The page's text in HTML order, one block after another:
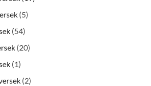
(5)
(54)
(20)
(1)
(2)